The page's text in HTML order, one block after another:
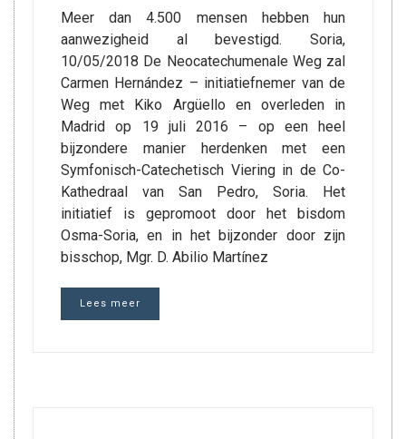
Meer dan 4.500 mensen hebben hun
aanwezigheid al bevestigd. Soria,
10/05/2018 De Neocatechumenale Weg zal
Carmen Hernández – initiatiefnemer van de
Weg met Kiko Argüello en overleden in
Madrid op 19 juli 2016 – op een heel
bijzondere manier herdenken met een
Symfonisch-Catechetisch Viering in de Co-
Kathedraal van San Pedro, Soria. Het
initiatief is gepromoot door het bisdom
Osma-Soria, en in het bijzonder door zijn
bisschop, Mgr. D. Abilio Martínez
Lees meer